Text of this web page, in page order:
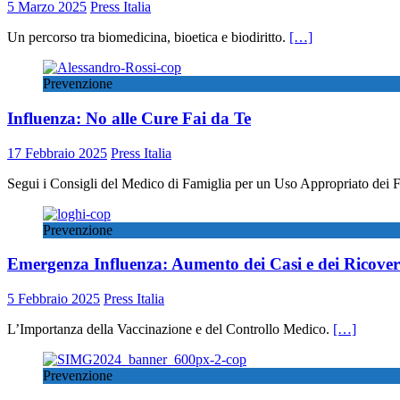
5 Marzo 2025 Press Italia
Un percorso tra biomedicina, bioetica e biodiritto. […]
Prevenzione
Influenza: No alle Cure Fai da Te
17 Febbraio 2025 Press Italia
Segui i Consigli del Medico di Famiglia per un Uso Appropriato dei
Prevenzione
Emergenza Influenza: Aumento dei Casi e dei
5 Febbraio 2025 Press Italia
L’Importanza della Vaccinazione e del Controllo Medico. […]
Prevenzione